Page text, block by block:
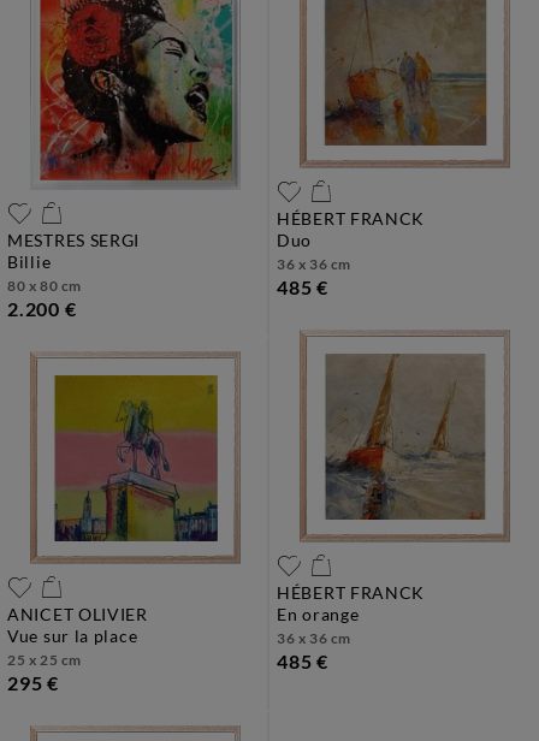
MESTRES SERGI
billie
80 x 80 cm
2.200 €
ANICET OLIVIER
vue sur la place
25 x 25 cm
295 €
HÉBERT FRANCK
duo
36 x 36 cm
485 €
HÉBERT FRANCK
en orange
36 x 36 cm
485 €